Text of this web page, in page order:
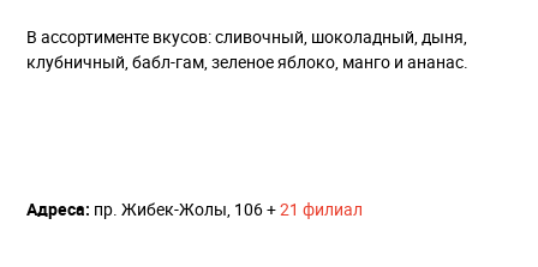
В ассортименте вкусов: сливочный, шоколадный, дыня,
клубничный, бабл-гам, зеленое яблоко, манго и ананас.
Адреса: пр. Жибек-Жолы, 106 +21 филиал